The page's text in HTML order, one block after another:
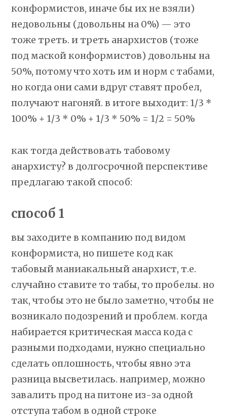
конформистов, иначе бы их не взяли)
недовольны (довольны на 0%) — это
тоже треть. и треть анархистов (тоже
под маской конформистов) довольны на
50%, потому что хоть им и норм с табами,
но когда они сами вдруг ставят пробел,
получают нагоняй. в итоге выходит: 1/3 *
100% + 1/3 * 0% + 1/3 * 50% = 1/2 = 50%
как тогда действовать табовому
анархисту? в долгосрочной перспективе
предлагаю такой способ:
способ 1
вы заходите в компанию под видом
конформиста, но пишете код как
табовый маниакальный анархист, т.е.
случайно ставите то табы, то пробелы. но
так, чтобы это не было заметно, чтобы не
возникало подозрений и проблем. когда
набирается критическая масса кода с
разными подходами, нужно специально
сделать оплошность, чтобы явно эта
разница высветилась. например, можно
завалить прод на питоне из-за одной
отступа табом в одной строке